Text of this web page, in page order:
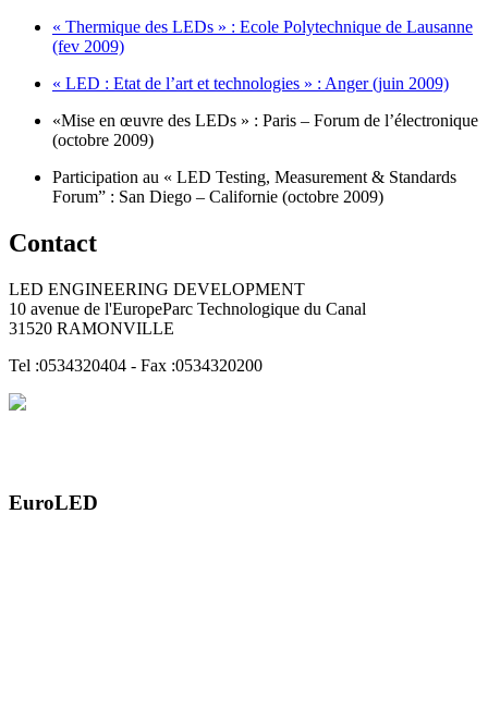
« Thermique des LEDs » : Ecole Polytechnique de Lausanne
(fev 2009)
« LED : Etat de l’art et technologies » : Anger (juin 2009)
«Mise en œuvre des LEDs » : Paris – Forum de l’électronique
(octobre 2009)
Participation au « LED Testing, Measurement & Standards
Forum” : San Diego – Californie (octobre 2009)
Contact
LED ENGINEERING DEVELOPMENT
10 avenue de l'EuropeParc Technologique du Canal
31520 RAMONVILLE
Tel :0534320404 - Fax :0534320200
EuroLED